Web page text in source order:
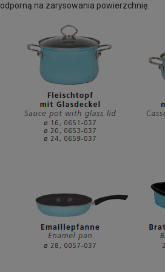
odporną na zarysowania powierzchnię.